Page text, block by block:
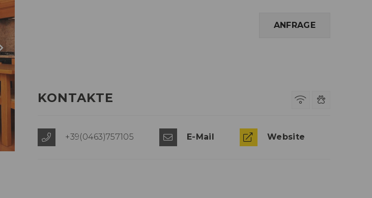
ANFRAGE
KONTAKTE
+39(0463)757105 E-Mail Website